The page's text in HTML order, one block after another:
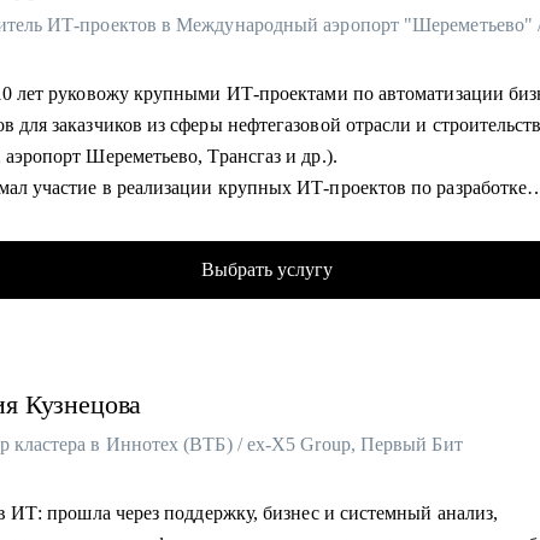
лет руковожу крупными ИТ-проектами по автоматизации
для заказчиков из сферы нефтегазовой отрасли и
Шереметьево, Трансгаз и др.).
участие в реализации крупных ИТ-проектов по разработке
проектами по автоматизации бизнеса и внедрения систем на
интеллекта.
консультаций с людьми из абсолютно разных сфер с
кейсов из сферы ИТ.
Выбрать услугу
Кузнецова
кластера в Иннотех (ВТБ) / ex-X5 Group, Первый Бит
ИТ: прошла через поддержку, бизнес и системный анализ,